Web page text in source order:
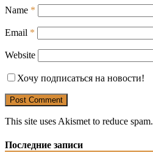
Name *
Email *
Website
Хочу подписаться на новости!
This site uses Akismet to reduce spam.
Последние записи